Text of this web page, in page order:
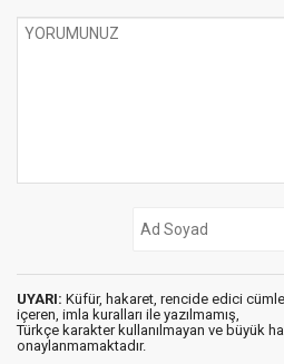
UYARI: Küfür, hakaret, rencide edici
içeren, imla kuralları ile yazılmamış,
Türkçe karakter kullanılmayan ve büyük
onaylanmamaktadır.